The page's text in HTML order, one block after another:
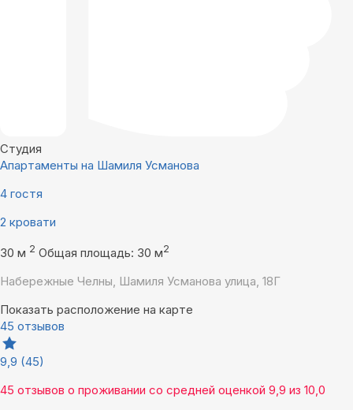
Студия
Апартаменты на Шамиля Усманова
4 гостя
2 кровати
30 м 2 Общая площадь: 30 м2
Набережные Челны, Шамиля Усманова улица, 18Г
Показать расположение на карте
45 отзывов
9,9 (45)
45 отзывов о проживании со средней оценкой 9,9 из 10,0